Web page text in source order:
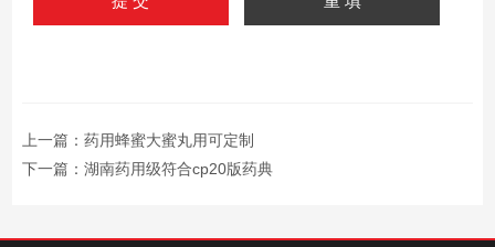
上一篇： 药用蜂蜜大蜜丸用可定制
下一篇： 湖南药用级符合cp20版药典